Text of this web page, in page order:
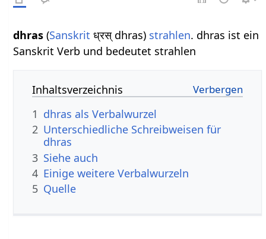
dhras (Sanskrit ध्रस् dhras) strahlen. dhras ist ein
Sanskrit Verb und bedeutet strahlen
Inhaltsverzeichnis
1 dhras als Verbalwurzel
2 Unterschiedliche Schreibweisen für
dhras
3 Siehe auch
4 Einige weitere Verbalwurzeln
5 Quelle